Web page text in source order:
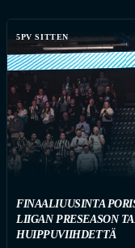
5PV SITTEN
FINAALIUUSINTA
LIIGAN PRESEASON
HUIPPUVIIHDETTÄ